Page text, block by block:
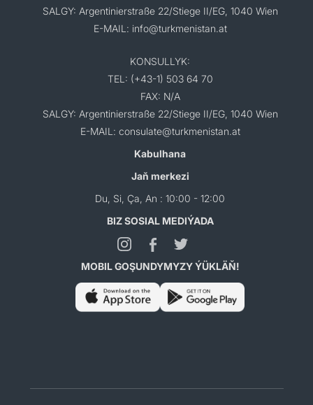
SALGY: Argentinierstraße 22/Stiege II/EG, 1040 Wien
E-MAIL: info@turkmenistan.at
KONSULLYK:
TEL: (+43-1) 503 64 70
FAX: N/A
SALGY: Argentinierstraße 22/Stiege II/EG, 1040 Wien
E-MAIL: consulate@turkmenistan.at
Kabulhana
Jaň merkezi
Du, Si, Ça, An : 10:00 - 12:00
BIZ SOSIAL MEDIÝADA
MOBIL GOŞUNDYMYZY ÝÜKLÄŇ!